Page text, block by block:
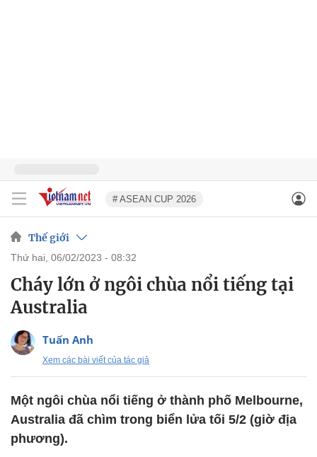
# ASEAN CUP 2026
Thế giới
thứ hai, 06/02/2023 - 08:32
Cháy lớn ở ngôi chùa nổi tiếng tại
Australia
Tuấn Anh
Xem các bài viết của tác giả
Một ngôi chùa nổi tiếng ở thành phố Melbourne,
Australia đã chìm trong biển lửa tối 5/2 (giờ địa
phương).